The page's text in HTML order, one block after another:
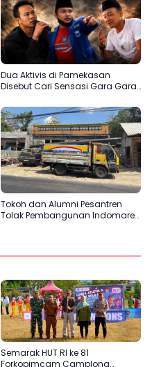
Dua Aktivis di Pamekasan
Disebut Cari Sensasi Gara Gara
Tokoh dan Alumni Pesantren
Tolak Pembangunan Indomaret
Semarak HUT RI ke 81
Forkopimcam Camplong